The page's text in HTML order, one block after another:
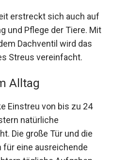
erstreckt sich auch auf
und Pflege der Tiere. Mit
Dachventil wird das
Streus vereinfacht.
Alltag
Einstreu von bis zu 24
natürliche
Die große Tür und die
eine ausreichende